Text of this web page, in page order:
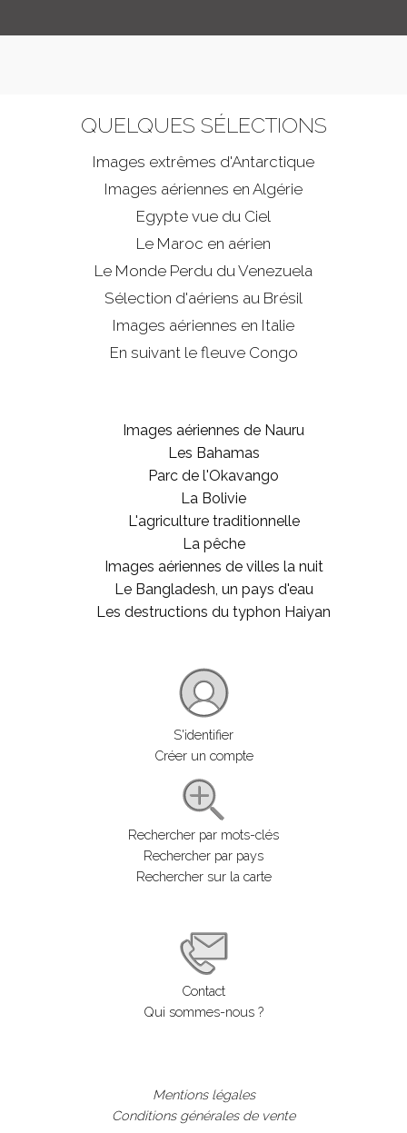
QUELQUES SÉLECTIONS
Images extrêmes d'Antarctique
Images aériennes en Algérie
Egypte vue du Ciel
Le Maroc en aérien
Le Monde Perdu du Venezuela
Sélection d'aériens au Brésil
Images aériennes en Italie
En suivant le fleuve Congo
Images aériennes de Nauru
Les Bahamas
Parc de l'Okavango
La Bolivie
L'agriculture traditionnelle
La pêche
Images aériennes de villes la nuit
Le Bangladesh, un pays d'eau
Les destructions du typhon Haiyan
S'identifier
Créer un compte
Rechercher par mots-clés
Rechercher par pays
Rechercher sur la carte
Contact
Qui sommes-nous ?
Mentions légales
Conditions générales de vente